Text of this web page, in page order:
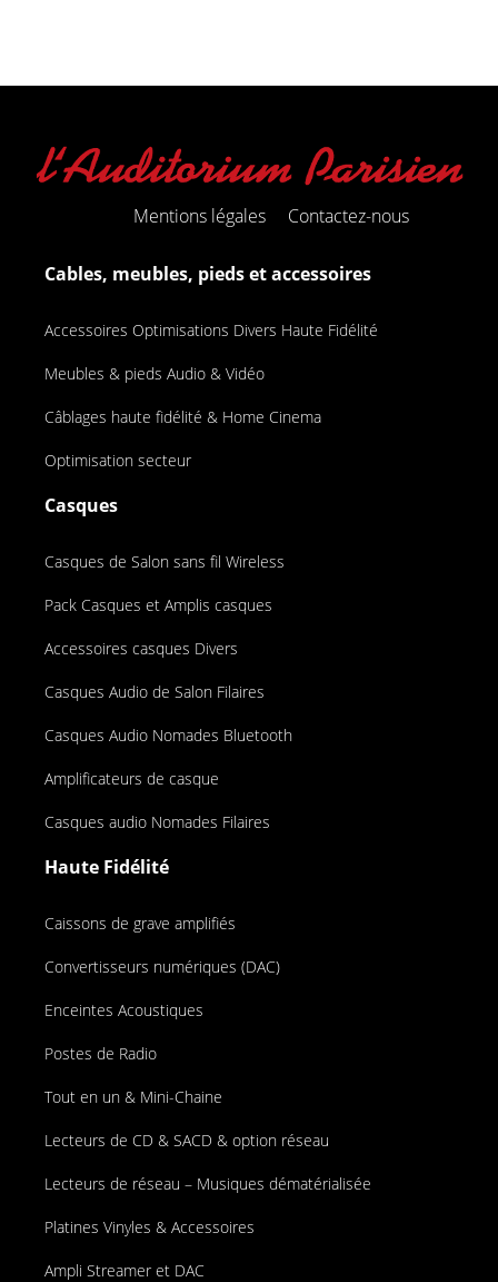
Mentions légales Contactez-nous
Cables, meubles, pieds et accessoires
Accessoires Optimisations Divers Haute Fidélité
Meubles & pieds Audio & Vidéo
Câblages haute fidélité & Home Cinema
Optimisation secteur
Casques
Casques de Salon sans fil Wireless
Pack Casques et Amplis casques
Accessoires casques Divers
Casques Audio de Salon Filaires
Casques Audio Nomades Bluetooth
Amplificateurs de casque
Casques audio Nomades Filaires
Haute Fidélité
Caissons de grave amplifiés
Convertisseurs numériques (DAC)
Enceintes Acoustiques
Postes de Radio
Tout en un & Mini-Chaine
Lecteurs de CD & SACD & option réseau
Lecteurs de réseau – Musiques dématérialisée
Platines Vinyles & Accessoires
Ampli Streamer et DAC